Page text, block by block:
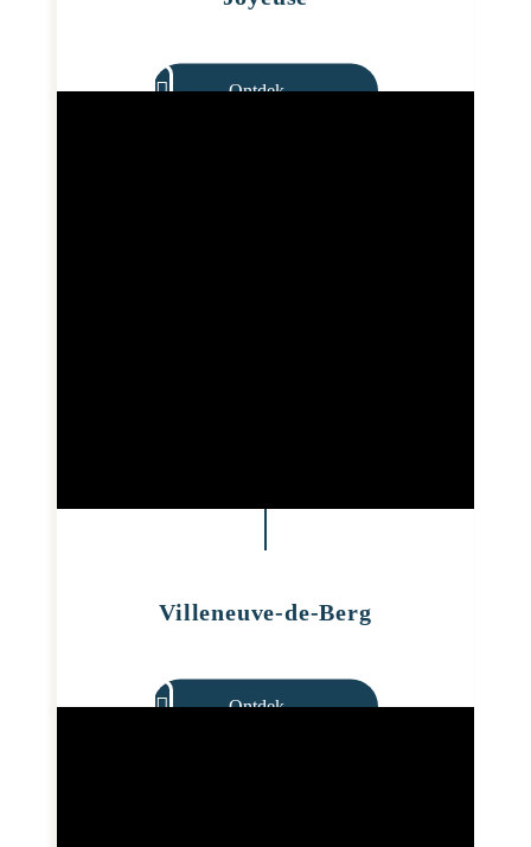
Ontdek
Villeneuve-de-Berg
Ontdek